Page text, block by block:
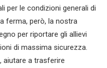
per le condizioni generali di
ferma, però, la nostra
per riportare gli allievi
di massima sicurezza.
aiutare a trasferire